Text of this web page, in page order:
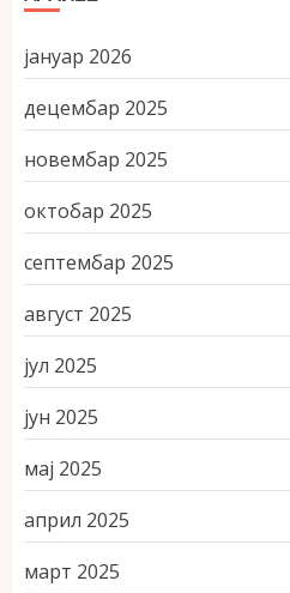
јануар 2026
децембар 2025
новембар 2025
октобар 2025
септембар 2025
август 2025
јул 2025
јун 2025
мај 2025
април 2025
март 2025